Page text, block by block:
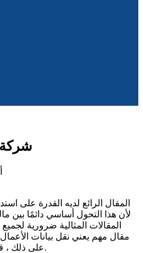
شركة
المقال الرائع لديه القدرة على
لأن هذا التحول أساسي دائمًا بين
المقالات المثالية ضرورية
مقال مهم يعني نقل بيانات الأعمال
على ذلك ، قد يفهم هؤلاء القراء عملك جيدًا.